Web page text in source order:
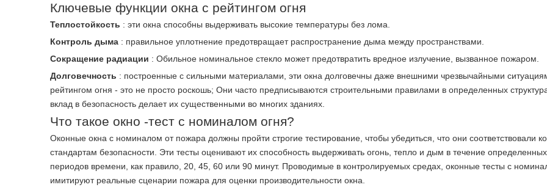
Ключевые функции окна с рейтингом огня
Теплостойкость : эти окна способны выдерживать высокие температуры без лома.
Контроль дыма : правильное уплотнение предотвращает распространение дыма между пространствами.
Сокращение радиации : Обильное номинальное стекло может предотвратить вредное излучение, вызванное пожаром.
Долговечность : построенные с сильными материалами, эти окна долговечны даже внешними чрезвычайными
рейтингом огня - это не просто роскошь; Они часто предписываются строительными правилами в определенных
вклад в безопасность делает их существенными во многих зданиях.
Что такое окно -тест с номиналом огня?
Оконные окна с номиналом от пожара должны пройти строгие тестирование, чтобы убедиться, что они соответствовали
стандартам безопасности. Эти тесты оценивают их способность выдерживать огонь, тепло и дым в течение определенных
периодов времени, как правило, 20, 45, 60 или 90 минут. Проводимые в контролируемых средах, оконные тесты с
имитируют реальные сценарии пожара для оценки производительности окна.